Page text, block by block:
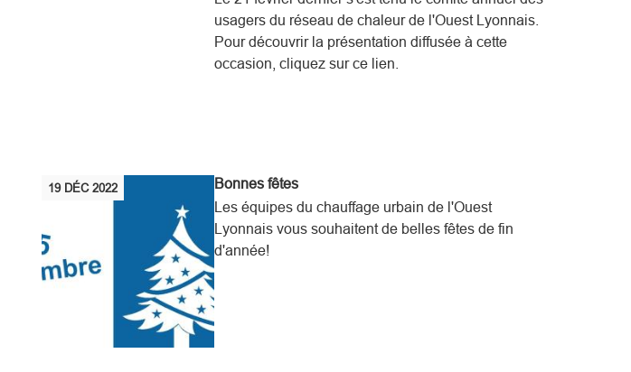
usagers du réseau de chaleur de l'Ouest Lyonnais.
Pour découvrir la présentation diffusée à cette
occasion, cliquez sur ce lien.
19 DÉC2022
Bonnes fêtes
Les équipes du chauffage urbain de l'Ouest
Lyonnais vous souhaitent de belles fêtes de fin
d'année!